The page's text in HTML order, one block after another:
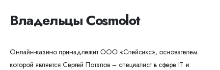
Владельцы Cosmolot
Онлайн-казино принадлежит ООО «Спейсикс», основателем
которой является Сергей Потапов – специалист в сфере IT и